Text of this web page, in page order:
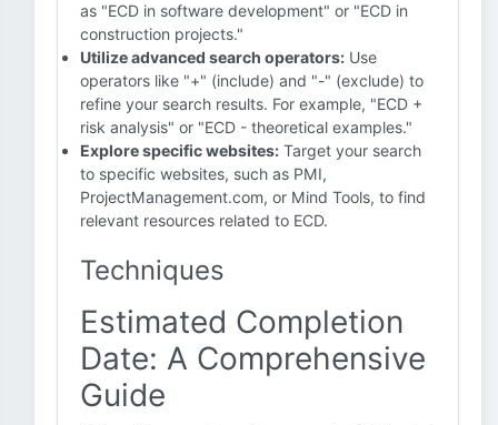
as "ECD in software development" or "ECD in
construction projects."
Utilize advanced search operators: Use
operators like "+" (include) and "-" (exclude) to
refine your search results. For example, "ECD +
risk analysis" or "ECD - theoretical examples."
Explore specific websites: Target your search
to specific websites, such as PMI,
ProjectManagement.com, or Mind Tools, to find
relevant resources related to ECD.
Techniques
Estimated Completion
Date: A Comprehensive
Guide